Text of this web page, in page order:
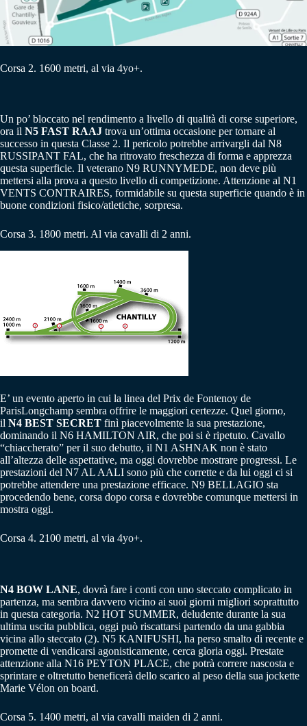
Corsa 2. 1600 metri, al via 4yo+.
Un po’ bloccato nel rendimento a livello di qualità di corse superiore,
ora il N5 FAST RAAJ trova un’ottima occasione per tornare al
successo in questa Classe 2. Il pericolo potrebbe arrivargli dal N8
RUSSIPANT FAL, che ha ritrovato freschezza di forma e apprezza
questa superficie. Il veterano N9 RUNNYMEDE, non deve più
mettersi alla prova a questo livello di competizione. Attenzione al N1
VENTS CONTRAIRES, formidabile su questa superficie quando è in
buone condizioni fisico/atletiche, sorpresa.
Corsa 3. 1800 metri. Al via cavalli di 2 anni.
E’ un evento aperto in cui la linea del Prix de Fontenoy de
ParisLongchamp sembra offrire le maggiori certezze. Quel giorno,
il N4 BEST SECRET finì piacevolmente la sua prestazione,
dominando il N6 HAMILTON AIR, che poi si è ripetuto. Cavallo
“chiaccherato” per il suo debutto, il N1 ASHNAK non è stato
all’altezza delle aspettative, ma oggi dovrebbe mostrare progressi. Le
prestazioni del N7 AL AALI sono più che corrette e da lui oggi ci si
potrebbe attendere una prestazione efficace. N9 BELLAGIO sta
procedendo bene, corsa dopo corsa e dovrebbe comunque mettersi in
mostra oggi.
Corsa 4. 2100 metri, al via 4yo+.
N4 BOW LANE, dovrà fare i conti con uno steccato complicato in
partenza, ma sembra davvero vicino ai suoi giorni migliori soprattutto
in questa categoria. N2 HOT SUMMER, deludente durante la sua
ultima uscita pubblica, oggi può riscattarsi partendo da una gabbia
vicina allo steccato (2). N5 KANIFUSHI, ha perso smalto di recente e
promette di vendicarsi agonisticamente, cerca gloria oggi. Prestate
attenzione alla N16 PEYTON PLACE, che potrà correre nascosta e
sprintare e oltretutto beneficerà dello scarico al peso della sua jockette
Marie Vélon on board.
Corsa 5. 1400 metri, al via cavalli maiden di 2 anni.